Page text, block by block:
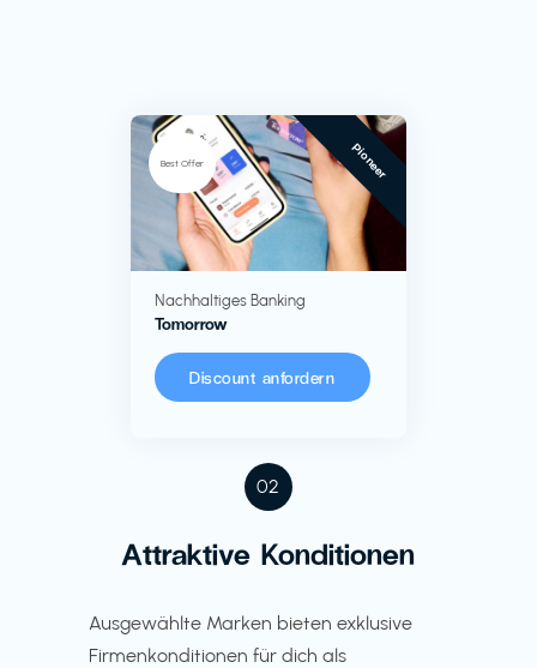
02
Attraktive Konditionen
Ausgewählte Marken bieten exklusive
Firmenkonditionen für dich als
Best Offer Pioneer
Nachhaltiges Banking
Tomorrow
Discount anfordern